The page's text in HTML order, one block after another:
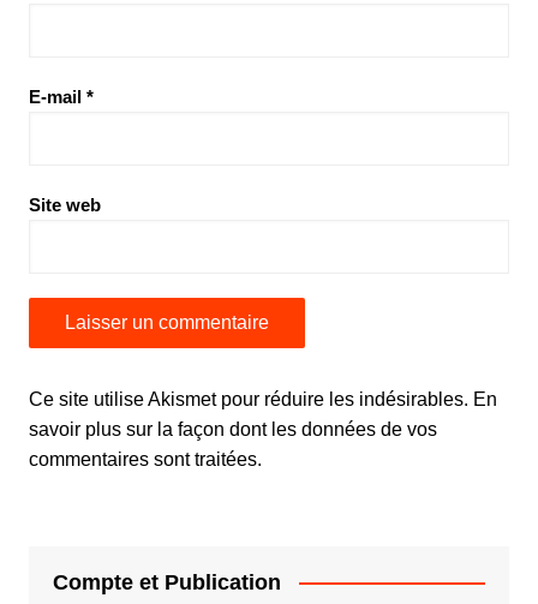
E-mail *
Site web
Ce site utilise Akismet pour réduire les indésirables. En
savoir plus sur la façon dont les données de vos
commentaires sont traitées.
Compte et Publication